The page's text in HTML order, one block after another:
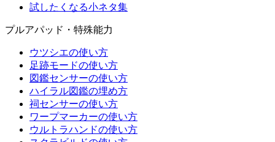
試したくなる小ネタ集
プルアパッド・特殊能力
ウツシエの使い方
足跡モードの使い方
図鑑センサーの使い方
ハイラル図鑑の埋め方
祠センサーの使い方
ワープマーカーの使い方
ウルトラハンドの使い方